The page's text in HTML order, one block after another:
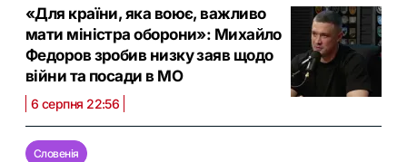
«Для країни, яка воює, важливо
мати міністра оборони»: Михайло
Федоров зробив низку заяв щодо
війни та посади в МО
6 серпня 22:56
Словенія